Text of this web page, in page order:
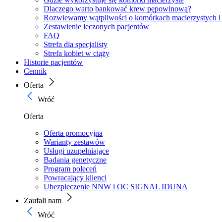
Dlaczego warto bankować krew pępowinową?
Rozwiewamy wątpliwości o komórkach macierzystych
Zestawienie leczonych pacjentów
FAQ
Strefa dla specjalisty
Strefa kobiet w ciąży
Historie pacjentów
Cennik
Oferta
Wróć
Oferta
Oferta promocyjna
Warianty zestawów
Usługi uzupełniające
Badania genetyczne
Program poleceń
Powracający klienci
Ubezpieczenie NNW i OC SIGNAL IDUNA
Zaufali nam
Wróć